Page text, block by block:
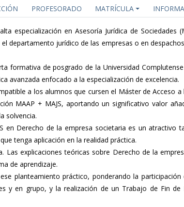
PROFESORADO MATRÍCULA
especialización en Asesoría Jurídica de Sociedades
departamento jurídico de las empresas o en
formativa de posgrado de la Universidad
avanzada enfocado a la especialización de excelencia.
a los alumnos que cursen el Máster de Acceso
MAAP + MAJS, aportando un significativo valor
solvencia.
en Derecho de la empresa societaria es un atractivo
tenga aplicación en la realidad práctica.
Las explicaciones teóricas sobre Derecho de la
de aprendizaje.
planteamiento práctico, ponderando la
y en grupo, y la realización de un Trabajo de Fin